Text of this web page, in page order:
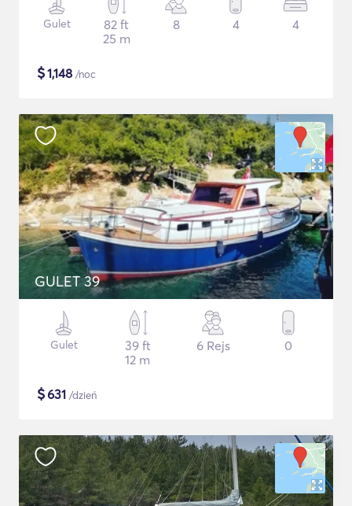
Gulet
82 ft
25 m
8 4 4
$1,148 /noc
GULET 39
Gulet
39 ft
12 m
6 Rejs 0
$631 /dzień